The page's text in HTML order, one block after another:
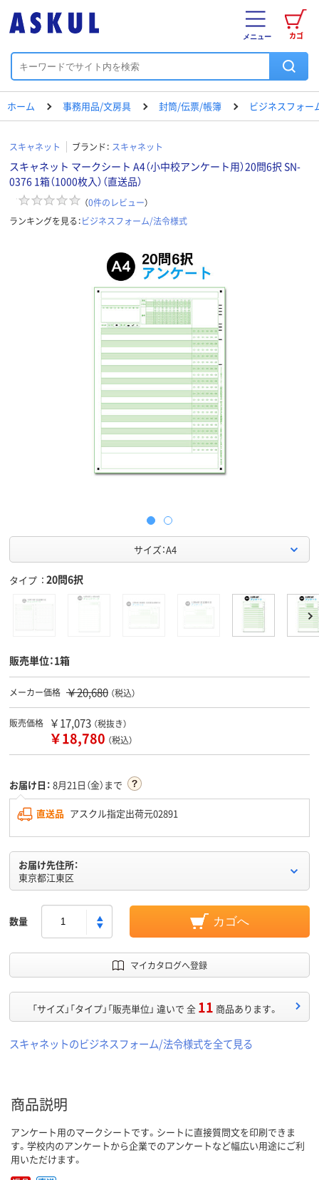
カゴ
メニュー
ホーム 事務用品/文房具 封筒/伝票/帳簿 ビジネスフォー
スキャネット ブランド： スキャネット
スキャネット マークシート A4（小中校アンケート用）20問6択 SN-
0376 1箱（1000枚入）（直送品）
（0件のレビュー）
ランキングを見る：ビジネスフォーム/法令様式
サイズ：A4
タイプ 20問6択
販売単位：1箱
メーカー価格 ￥20,680 （税込）
販売価格 ￥17,073 （税抜き）
￥18,780 （税込）
お届け日： 8月21日（金）まで
直送品 アスクル指定出荷元02891
お届け先住所：
東京都江東区
数量 カゴへ
マイカタログへ登録
「サイズ」「タイプ」「販売単位」 違いで 全 11 商品あります。
スキャネットのビジネスフォーム/法令様式を全て見る
商品説明
アンケート用のマークシートです。シートに直接質問文を印刷できま
す。学校内のアンケートから企業でのアンケートなど幅広い用途にご利
用いただけます。